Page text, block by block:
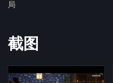
局
截图